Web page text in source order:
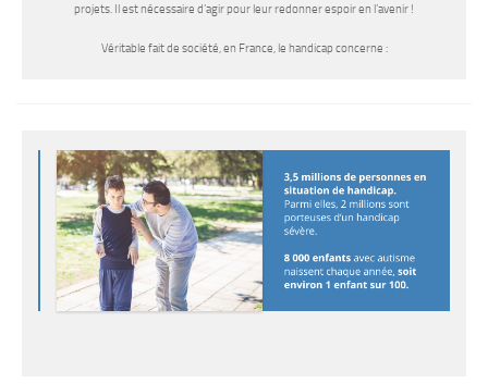
projets. Il est nécessaire d’agir pour leur redonner espoir en l’avenir !
Véritable fait de société, en France, le handicap concerne :